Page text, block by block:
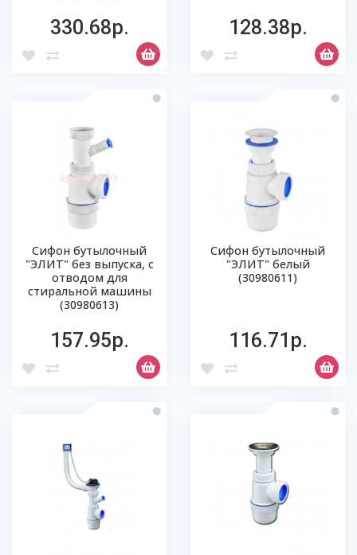
330.68р. 128.38р.
Сифон бутылочный
"ЭЛИТ" без выпуска, с
отводом для
стиральной машины
(30980613)
157.95р.
Сифон бутылочный
"ЭЛИТ" белый
(30980611)
116.71р.